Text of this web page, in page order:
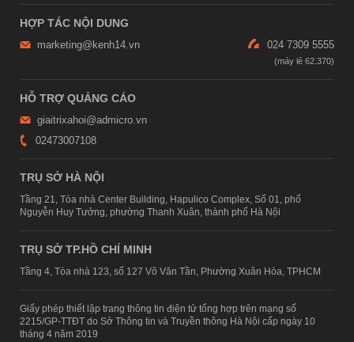
HỢP TÁC NỘI DUNG
marketing@kenh14.vn 024 7309 5555
HỖ TRỢ QUẢNG CÁO
giaitrixahoi@admicro.vn
02473007108
TRỤ SỞ HÀ NỘI
Tầng 21, Tòa nhà Center Building, Hapulico Complex, Số 01, phố
Nguyễn Huy Tưởng, phường Thanh Xuân, thành phố Hà Nội
TRỤ SỞ TP.HỒ CHÍ MINH
Tầng 4, Tòa nhà 123, số 127 Võ Văn Tần, Phường Xuân Hòa, TPHCM
Giấy phép thiết lập trang thông tin điện tử tổng hợp trên mạng số
2215/GP-TTĐT do Sở Thông tin và Truyền thông Hà Nội cấp ngày 10
tháng 4 năm 2019